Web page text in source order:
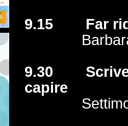
9.15 Far
9.30
capire